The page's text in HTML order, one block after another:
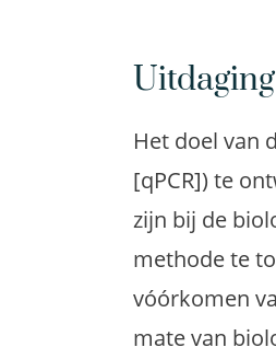
Uitdaging
Het doel van
[qPCR]) te
zijn bij de
methode te
vóórkomen
mate van